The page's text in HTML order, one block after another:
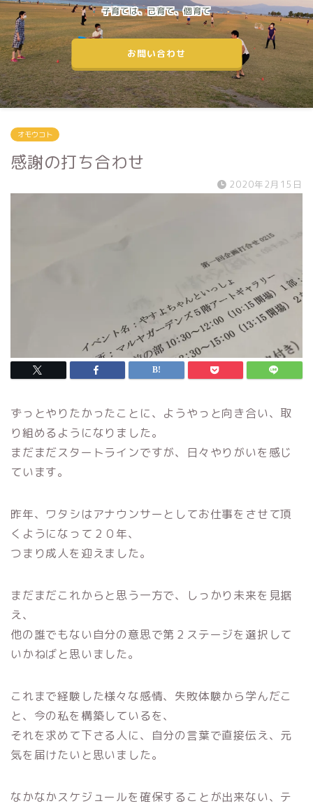
子育ては、己育て、個育て
お問い合わせ
オモウコト
感謝の打ち合わせ
2020年2月15日
ずっとやりたかったことに、ようやっと向き合い、取
り組めるようになりました。
まだまだスタートラインですが、日々やりがいを感じ
ています。
昨年、ワタシはアナウンサーとしてお仕事をさせて頂
くようになって２０年、
つまり成人を迎えました。
まだまだこれからと思う一方で、しっかり未来を見据
え、
他の誰でもない自分の意思で第２ステージを選択して
いかねばと思いました。
これまで経験した様々な感情、失敗体験から学んだこ
と、今の私を構築しているを、
それを求めて下さる人に、自分の言葉で直接伝え、元
気を届けたいと思いました。
なかなかスケジュールを確保することが出来ない、テ